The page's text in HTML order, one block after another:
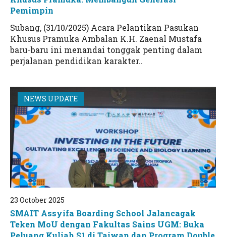
Pemimpin
Subang, (31/10/2025) Acara Pelantikan Pasukan
Khusus Pramuka Ambalan K.H. Zaenal Mustafa
baru-baru ini menandai tonggak penting dalam
perjalanan pendidikan karakter..
NEWS UPDATE
23 October 2025
SMAIT Assyifa Boarding School Jalancagak
Teken MoU dengan Fakultas Sains UGM: Buka